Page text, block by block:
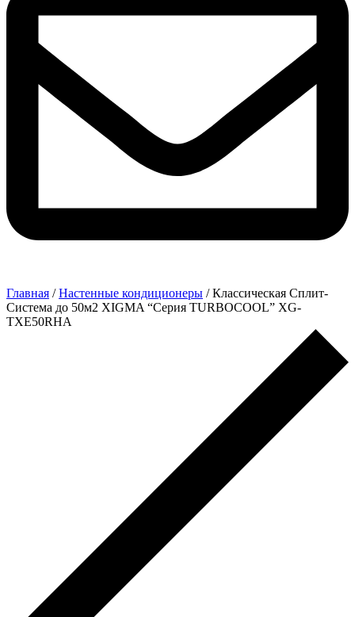
Главная /Настенные кондиционеры / Классическая Сплит-
Система до 50м2 XIGMA “Серия TURBOCOOL” XG-
TXE50RHA